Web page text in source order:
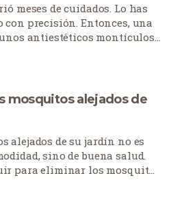
meses de cuidados. Lo has
con precisión. Entonces, una
antiestéticos montículos
renovando sin permiso.
subterráneas crean
dañan las cuchillas del
La frustración es real
se apoderan de tu
Esta guía le guiará a
para recuperar su césped
mosquitos alejados de
alejados de su jardín no es
sino de buena salud.
para eliminar los mosquitos